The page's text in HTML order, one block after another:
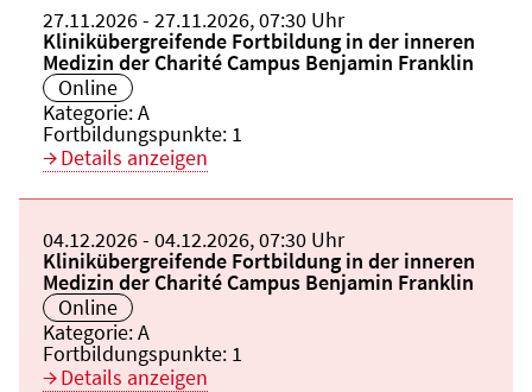
Beginn:
27.11.2026Ende und Anfangszeit:
- 27.11.2026,07:30 Uhr
Veranstaltungstitel:
Klinikübergreifende Fortbildung in der inneren
Medizin der Charité Campus Benjamin Franklin
Veranstaltungsort:
Online
Kategorie:A
Fortbildungspunkte: 1
Details anzeigen
Beginn:
04.12.2026Ende und Anfangszeit:
- 04.12.2026,07:30 Uhr
Veranstaltungstitel:
Klinikübergreifende Fortbildung in der inneren
Medizin der Charité Campus Benjamin Franklin
Veranstaltungsort:
Online
Kategorie:A
Fortbildungspunkte: 1
Details anzeigen